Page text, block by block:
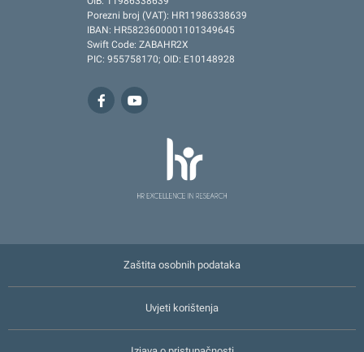
Porezni broj (VAT): HR11986338639
IBAN: HR5823600001101349645
Swift Code: ZABAHR2X
PIC: 955758170; OID: E10148928
Zaštita osobnih podataka
Uvjeti korištenja